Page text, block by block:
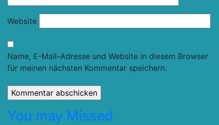
Website
Name, E-Mail-Adresse und Website in diesem Browser
für meinen nächsten Kommentar speichern.
You may Missed